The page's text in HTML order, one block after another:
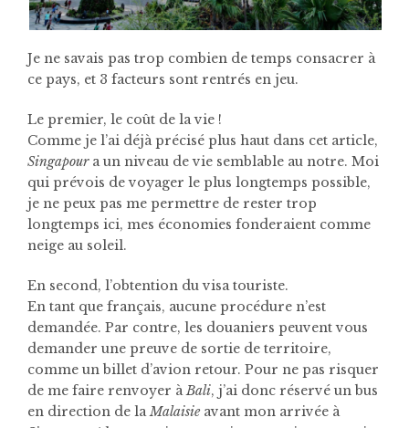
Je ne savais pas trop combien de temps consacrer à
ce pays, et 3 facteurs sont rentrés en jeu.
Le premier, le coût de la vie !
Comme je l’ai déjà précisé plus haut dans cet article,
Singapoura un niveau de vie semblable au notre. Moi
qui prévois de voyager le plus longtemps possible,
je ne peux pas me permettre de rester trop
longtemps ici, mes économies fonderaient comme
neige au soleil.
En second, l’obtention du visa touriste.
En tant que français, aucune procédure n’est
demandée. Par contre, les douaniers peuvent vous
demander une preuve de sortie de territoire,
comme un billet d’avion retour. Pour ne pas risquer
de me faire renvoyer àBali, j’ai donc réservé un bus
en direction de laMalaisieavant mon arrivée à